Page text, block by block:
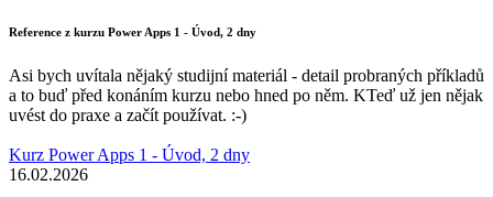
Reference z kurzu Power Apps 1 - Úvod, 2 dny
Asi bych uvítala nějaký studijní materiál - detail probraných příkladů
a to buď před konáním kurzu nebo hned po něm. KTeď už jen nějak
uvést do praxe a začít používat. :-)
Kurz Power Apps 1 - Úvod, 2 dny
16.02.2026